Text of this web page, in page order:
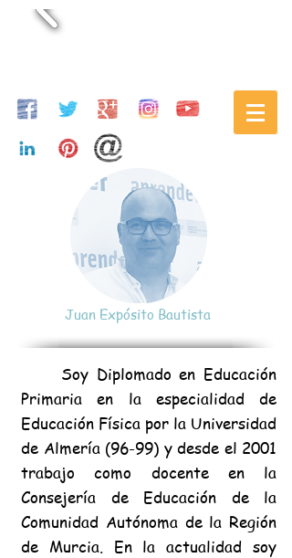
Juan Expósito Bautista
Soy Diplomado en Educación
Primaria en la especialidad de
Educación Física por la Universidad
de Almería (96-99) y desde el 2001
trabajo como docente en la
Consejería de Educación de la
Comunidad Autónoma de la Región
de Murcia. En laactualidad soy